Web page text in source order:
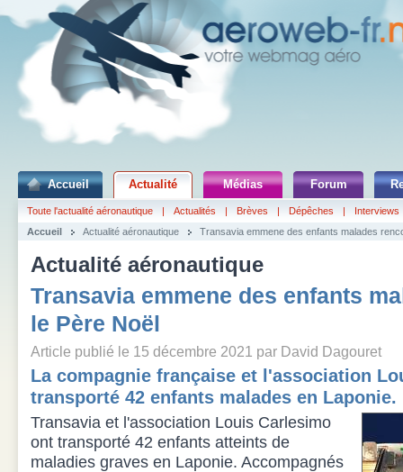
Accueil Actualité Médias Forum
Toute l'actualité aéronautique | Actualités | Brèves | Dépêches |
Interviews
Accueil
Actualité aéronautique Transavia emmene des enfants malades
Actualité aéronautique
Transavia emmene des enfants
le Père Noël
Article publié le 15 décembre 2021 par David Dagouret
La compagnie française et l'association
transporté 42 enfants malades en Laponie.
Transavia et l'association Louis Carlesimo
ont transporté 42 enfants atteints de
maladies graves en Laponie. Accompagnés